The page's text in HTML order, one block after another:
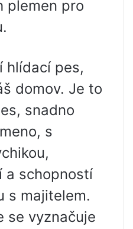
plemen pro
hlídací pes,
domov. Je to
snadno
s
a schopností
s majitelem.
se vyznačuje